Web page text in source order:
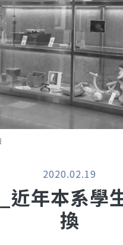
2020.02.19
近年本系學
換